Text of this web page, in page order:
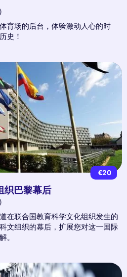
育场的后台，体验激动人心的时
史！
€20
织巴黎幕后
在联合国教育科学文化组织发生的
文组织的幕后，扩展您对这一国际
。